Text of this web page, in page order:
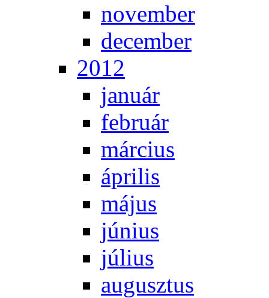
no­vem­ber
de­cem­ber
2012
ja­nu­ár
feb­ru­ár
már­ci­us
áp­ri­lis
má­jus
jú­ni­us
jú­li­us
au­gusz­tus